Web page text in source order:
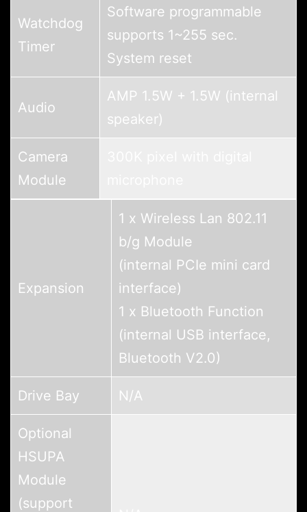
Watchdog
Timer
Software programmable
supports 1~255 sec.
System reset
Audio
AMP 1.5W + 1.5W (internal
speaker)
Camera
Module
Expansion
1 x Wireless Lan 802.11
b/g Module
(internal PCIe mini card
interface)
1 x Bluetooth Function
(internal USB interface,
Bluetooth V2.0)
Drive Bay N/A
Optional
HSUPA
Module
(support